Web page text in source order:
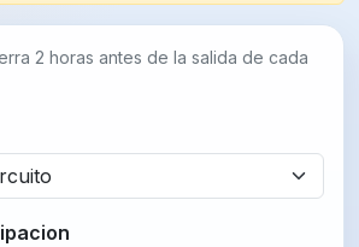
2 horas antes de la salida de cada